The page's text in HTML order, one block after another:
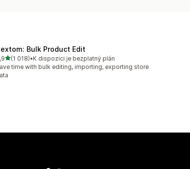
Bulk Product Edit
z 5 hvězd
(1 018)počet recenzí: 1018
•K dispozici je bezplatný plán
time with bulk editing, importing, exporting store